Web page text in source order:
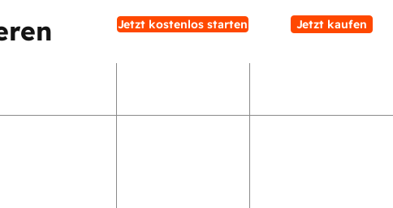
Jetzt kostenlos starten Jetzt kaufen